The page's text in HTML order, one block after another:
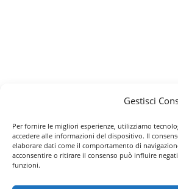
Gestisci
Per fornire le migliori esperienze, utilizziamo
accedere alle informazioni del dispositivo. Il
elaborare dati come il comportamento di
acconsentire o ritirare il consenso può influire
funzioni.